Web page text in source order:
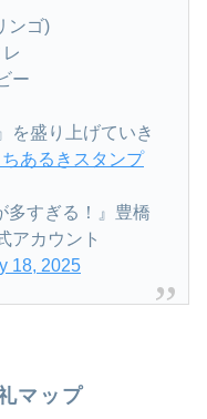
ンゴ)
ー
を盛り上げていき
あるきスタンプ
すぎる！』豊橋
アカウント
18, 2025
マップ